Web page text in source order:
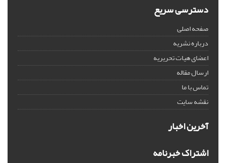
دسترسی سریع
صفحه اصلی
درباره نشریه
اعضای هیات تحریریه
ارسال مقاله
تماس با ما
نقشه سایت
آخرین اخبار
اشتراک خبرنامه